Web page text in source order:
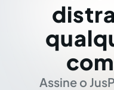
Assine o